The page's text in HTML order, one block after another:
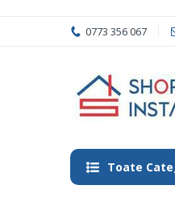
0773 356 067
Toate